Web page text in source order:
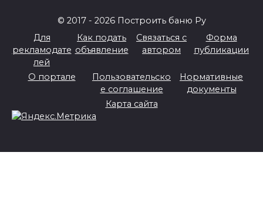
© 2017 - 2026 Построить баню Ру
Для
рекламодате
лей
Как подать
объявление
Связаться с
автором
Форма
публикации
О портале
Пользовательско
е соглашение
Нормативные
документы
Карта сайта